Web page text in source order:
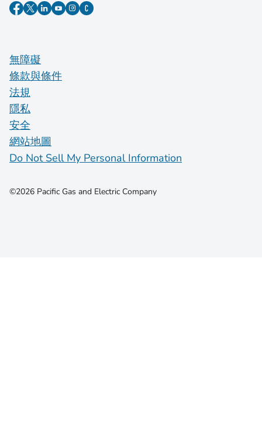
無障礙
條款與條件
法規
隱私
安全
網站地圖
Do Not Sell My Personal Information
©2026 Pacific Gas and Electric Company